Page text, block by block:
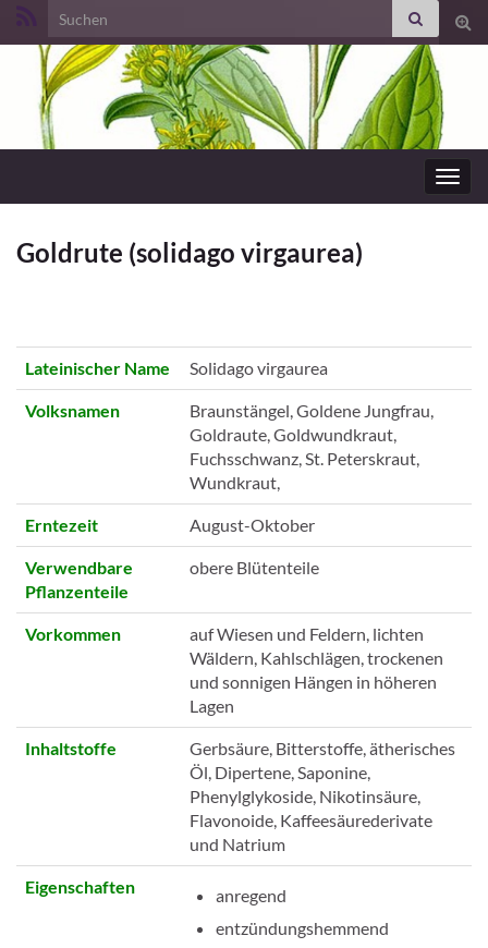
Search for:
Goldrute (solidago virgaurea)
Lateinischer Name Solidago virgaurea
Volksnamen
Braunstängel, Goldene Jungfrau,
Goldraute, Goldwundkraut,
Fuchsschwanz, St. Peterskraut,
Wundkraut,
Erntezeit August-Oktober
Verwendbare
Pflanzenteile
obere Blütenteile
Vorkommen
auf Wiesen und Feldern, lichten
Wäldern, Kahlschlägen, trockenen
und sonnigen Hängen in höheren
Lagen
Inhaltstoffe
Gerbsäure, Bitterstoffe, ätherisches
Öl, Dipertene, Saponine,
Phenylglykoside, Nikotinsäure,
Flavonoide, Kaffeesäurederivate
und Natrium
Eigenschaften
anregend
entzündungshemmend